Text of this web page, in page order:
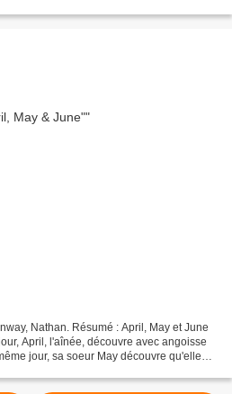
Nathan. Résumé : April, May et June
April, l'aînée, découvre avec angoisse
jour, sa soeur May découvre qu'elle